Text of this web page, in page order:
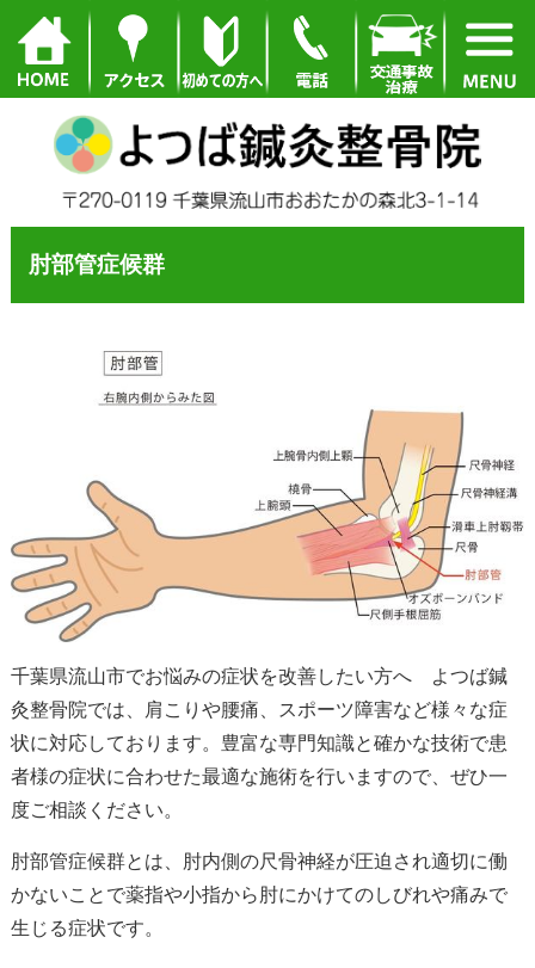
肘部管症候群
千葉県流山市でお悩みの症状を改善したい方へ よつば鍼
灸整骨院では、肩こりや腰痛、スポーツ障害など様々な症
状に対応しております。豊富な専門知識と確かな技術で患
者様の症状に合わせた最適な施術を行いますので、ぜひ一
度ご相談ください。
肘部管症候群とは、肘内側の尺骨神経が圧迫され適切に働
かないことで薬指や小指から肘にかけてのしびれや痛みで
生じる症状です。